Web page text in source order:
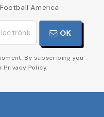
America.
OK
By subscribing you
Privacy Policy.